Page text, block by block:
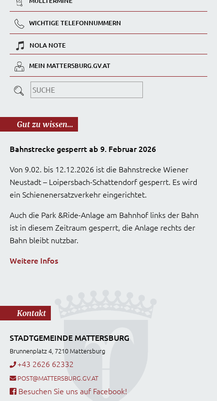
WICHTIGE TELEFONNUMMERN
NOLA NOTE
MEIN MATTERSBURG.GV.AT
Gut zu wissen...
Bahnstrecke gesperrt ab 9. Februar 2026
Von 9.02. bis 12.12.2026 ist die Bahnstrecke Wiener
Neustadt – Loipersbach-Schattendorf gesperrt. Es wird
ein Schienenersatzverkehr eingerichtet.
Auch die Park &Ride-Anlage am Bahnhof links der Bahn
ist in diesem Zeitraum gesperrt, die Anlage rechts der
Bahn bleibt nutzbar.
Weitere Infos
Kontakt
STADTGEMEINDE MATTERSBURG
Brunnenplatz 4, 7210 Mattersburg
+43 2626 62332
POST@MATTERSBURG.GV.AT
Besuchen Sie uns auf Facebook!